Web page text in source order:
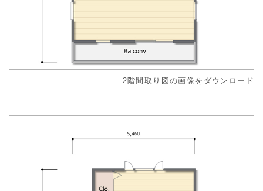
2階間取り図の画像をダウンロード